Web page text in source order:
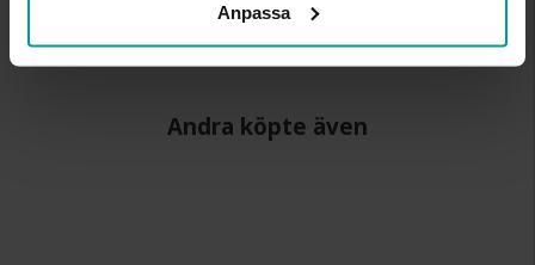
Anpassa
Kubisk zirkonia
Andra köpte även